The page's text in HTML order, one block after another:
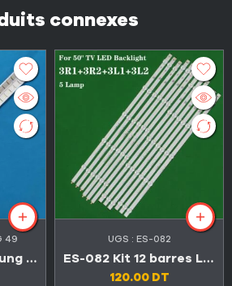
connexes
49
Kit 2 barres Samsung 49″ 31 LED 3V V6LF_490SFA_LED31 + V6LF_490SFB_LED31 (Original الاصلي)
UGS : ES-082
ES-082 Kit 12 barres LED LG 50″ Série 50LN et 50LA
120.00 DT